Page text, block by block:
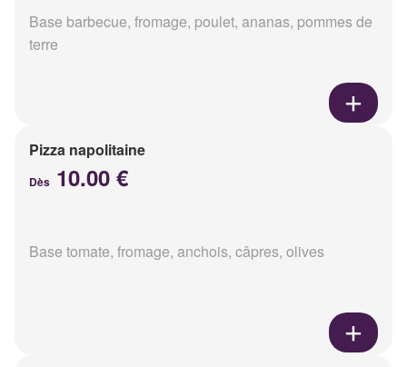
Base barbecue, fromage, poulet, ananas, pommes de
terre
Pizza napolitaine
Dès 10.00 €
Base tomate, fromage, anchois, câpres, olives